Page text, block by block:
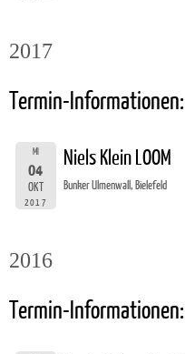
2017
Termin-Informationen:
MI
04
OKT
2017
Niels Klein LOOM
Bunker Ulmenwall, Bielefeld
2016
Termin-Informationen: